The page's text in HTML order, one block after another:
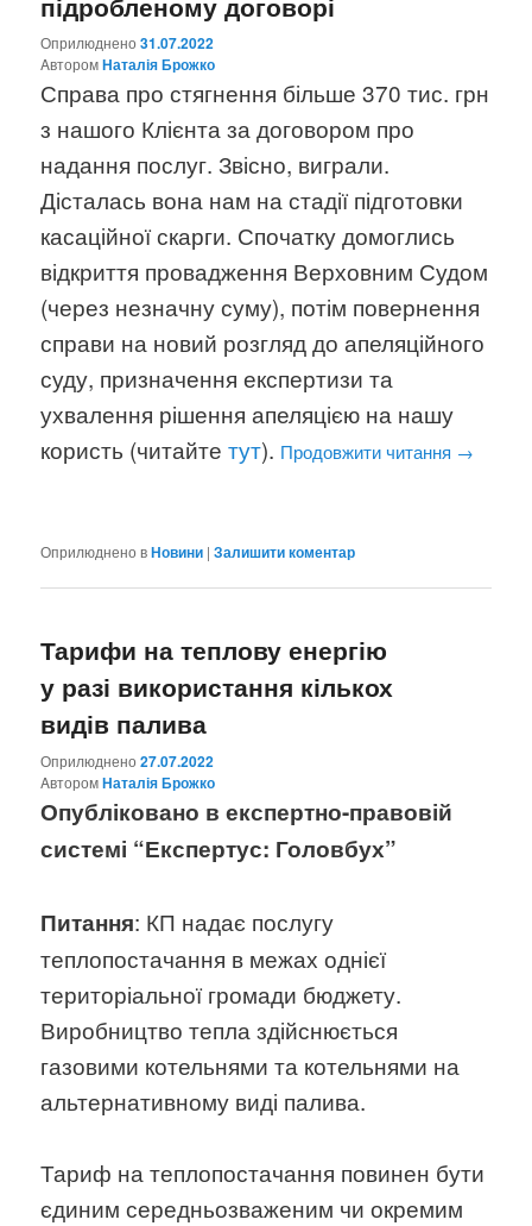
Оприлюднено31.07.2022
AвторомНаталія Брожко
Справа про стягнення більше 370 тис. грн
з нашого Клієнта за договором про
надання послуг. Звісно, виграли.
Дісталась вона нам на стадії підготовки
касаційної скарги. Спочатку домоглись
відкриття провадження Верховним Судом
(через незначну суму), потім повернення
справи на новий розгляд до апеляційного
суду, призначення експертизи та
ухвалення рішення апеляцією на нашу
користь (читайтетут). Продовжити читання →
Оприлюднено вНовини |Залишити коментар
Тарифи на теплову енергію
у разі використання кількох
видів палива
Оприлюднено27.07.2022
AвторомНаталія Брожко
Опубліковано в експертно-правовій
системі “Експертус: Головбух”
Питання: КП надає послугу
теплопостачання в межах однієї
територіальної громади бюджету.
Виробництво тепла здійснюється
газовими котельнями та котельнями на
альтернативному виді палива.
Тариф на теплопостачання повинен бути
єдиним середньозваженим чи окремим